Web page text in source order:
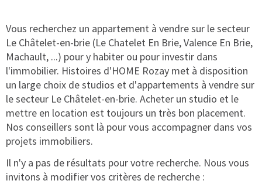
Vous recherchez un appartement à vendre sur le secteur
Le Châtelet-en-brie (Le Chatelet En Brie, Valence En Brie,
Machault, ...) pour y habiter ou pour investir dans
l'immobilier. Histoires d'HOME Rozay met à disposition
un large choix de studios et d'appartements à vendre sur
le secteur Le Châtelet-en-brie. Acheter un studio et le
mettre en location est toujours un très bon placement.
Nos conseillers sont là pour vous accompagner dans vos
projets immobiliers.
Il n'y a pas de résultats pour votre recherche. Nous vous
invitons à modifier vos critères de recherche :